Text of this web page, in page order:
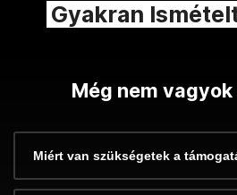
Gyakran
Még nem
Miért van szükségetek a